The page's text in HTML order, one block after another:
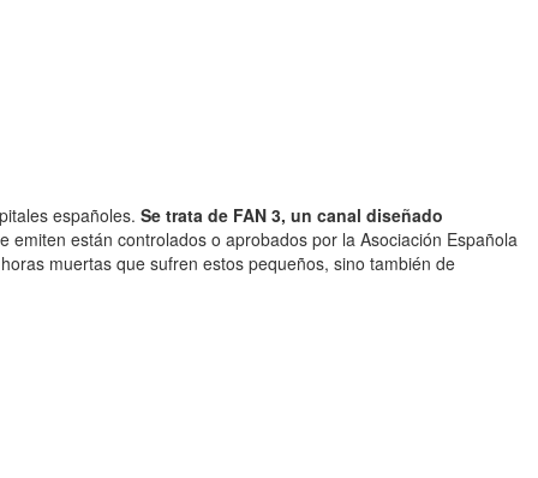
españoles. Se trata de FAN 3, un canal diseñado
emiten están controlados o aprobados por la Asociación Española
muertas que sufren estos pequeños, sino también de